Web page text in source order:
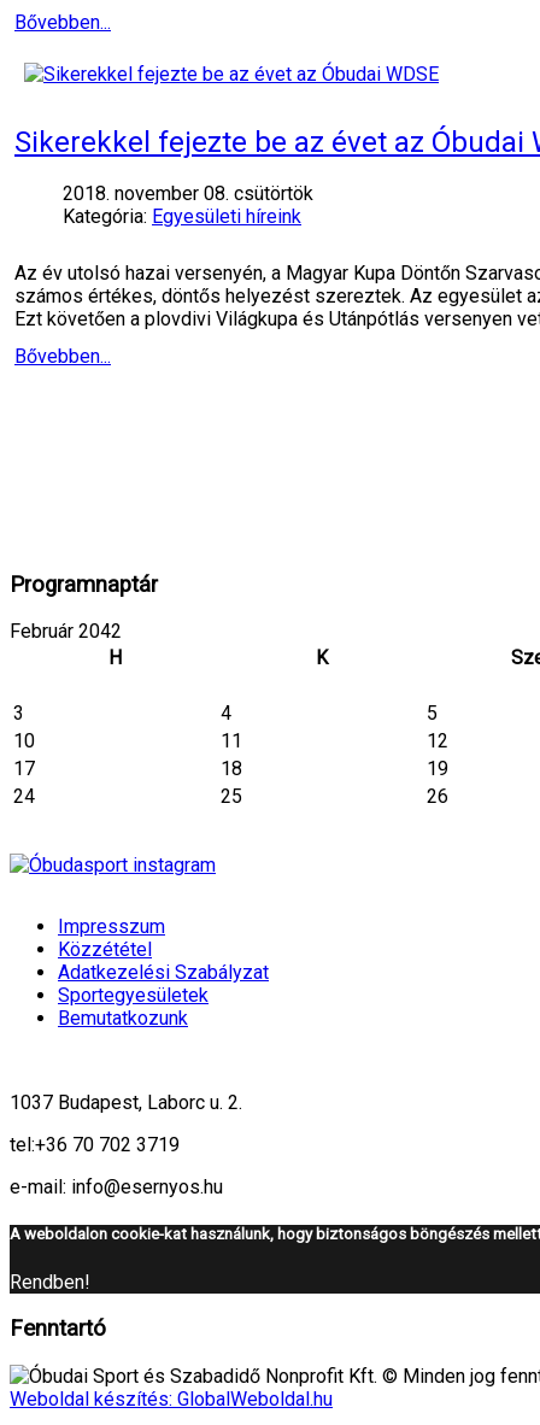
Bővebben...
Sikerekkel fejezte be az évet az Óbudai
2018. november 08. csütörtök
Kategória: Egyesületi híreink
Az év utolsó hazai versenyén, a Magyar Kupa Döntőn
számos értékes, döntős helyezést szereztek. Az egyesület
Ezt követően a plovdivi Világkupa és Utánpótlás versenyen
Bővebben...
Programnaptár
Február 2042
H
K
3 4
5
10
11
12
17
18
19
24
25 26
Impresszum
Közzététel
Adatkezelési Szabályzat
Sportegyesületek
Bemutatkozunk
1037 Budapest, Laborc u. 2.
tel:+36 70 702 3719
e-mail: info@esernyos.hu
A weboldalon cookie-kat használunk, hogy biztonságos böngészés
Rendben!
Fenntartó
Óbudai Sport és Szabadidő Nonprofit Kft. © Minden jog
Weboldal készítés: GlobalWeboldal.hu